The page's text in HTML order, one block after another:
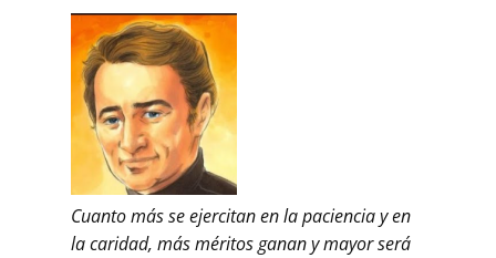
Cuanto más se ejercitan en la paciencia y en
la caridad, más méritos ganan y mayor será